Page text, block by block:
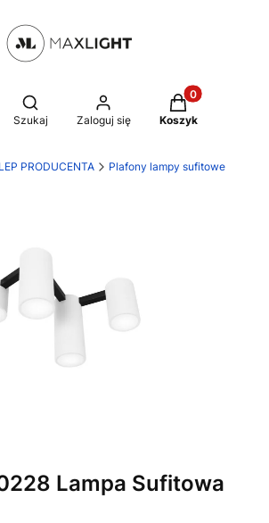
Otwórz wyszukiwarkę
Szukaj Zaloguj się
Produkty w
Koszyk
PRODUCENTA Plafony lampy sufitowe
Lampa Sufitowa